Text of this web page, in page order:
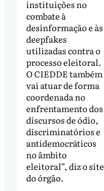
instituições no
combate à
desinformação e às
deepfakes
utilizadas contra o
processo eleitoral.
O CIEDDE também
vai atuar de forma
coordenada no
enfrentamento dos
discursos de ódio,
discriminatórios e
antidemocráticos
no âmbito
eleitoral”, diz o site
do órgão.